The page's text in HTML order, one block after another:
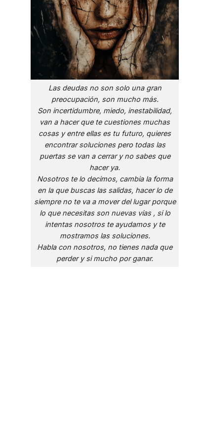
Las deudas no son solo una gran
preocupación, son mucho más.
Son incertidumbre, miedo, inestabilidad,
van a hacer que te cuestiones muchas
cosas y entre ellas es tu futuro, quieres
encontrar soluciones pero todas las
puertas se van a cerrar y no sabes que
hacer ya.
Nosotros te lo decimos, cambia la forma
en la que buscas las salidas, hacer lo de
siempre no te va a mover del lugar porque
lo que necesitas son nuevas vías , si lo
intentas nosotros te ayudamos y te
mostramos las soluciones.
Habla con nosotros, no tienes nada que
perder y si mucho por ganar.